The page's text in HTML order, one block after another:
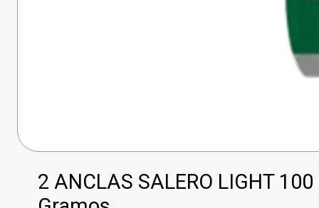
2 ANCLAS SALERO LIGHT 100